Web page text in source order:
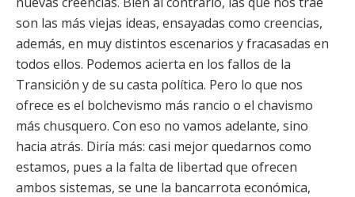
son las más viejas ideas, ensayadas como creencias,
además, en muy distintos escenarios y fracasadas en
todos ellos. Podemos acierta en los fallos de la
Transición y de su casta política. Pero lo que nos
ofrece es el bolchevismo más rancio o el chavismo
más chusquero. Con eso no vamos adelante, sino
hacia atrás. Diría más: casi mejor quedarnos como
estamos, pues a la falta de libertad que ofrecen
ambos sistemas, se une la bancarrota económica,